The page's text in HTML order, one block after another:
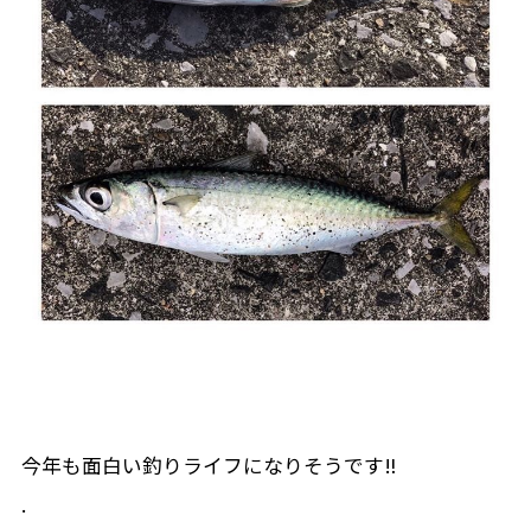
今年も面白い釣りライフになりそうです‼️
.